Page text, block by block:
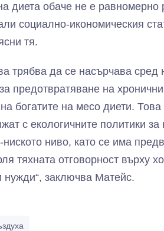
диета обаче не е равномерно
социално-икономическия
тя.
трябва да се насърчава сред
предотвратяване на
богатите на месо диети.
с екологичните политики
ниво, като се има
тяхната отговорност върху
нужди“, заключва Матейс.